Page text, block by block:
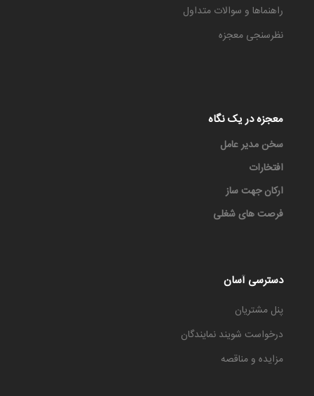
راهنماها و سوالات متداول
نظرسنجی معجزه
معجزه در یک نگاه
سخن مدیر عامل
افتخارات
ارکان جهت ساز
فرصت های شغلی
دسترسی آسان
پنل مشتریان
درخواست شویند نمایندگان
مزایده و مناقصه